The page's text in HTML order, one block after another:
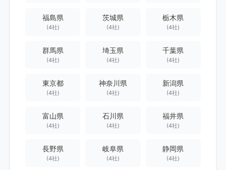
福島県
(4社)
茨城県
(4社)
栃木県
(4社)
群馬県
(4社)
埼玉県
(4社)
千葉県
(4社)
東京都
(4社)
神奈川県
(4社)
新潟県
(4社)
富山県
(4社)
石川県
(4社)
福井県
(4社)
長野県
(4社)
岐阜県
(4社)
静岡県
(4社)